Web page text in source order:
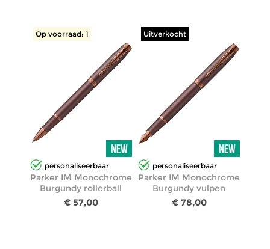
personaliseerbaar
Op voorraad: 1
Parker IM Monochrome
Burgundy rollerball
€ 57,00
personaliseerbaar
Uitverkocht
Parker IM Monochrome
Burgundy vulpen
€ 78,00